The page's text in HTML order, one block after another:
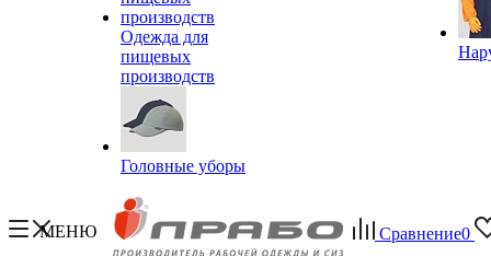
Одежда для
пищевых
производств
Головные уборы
МЕНЮ Сравнение0